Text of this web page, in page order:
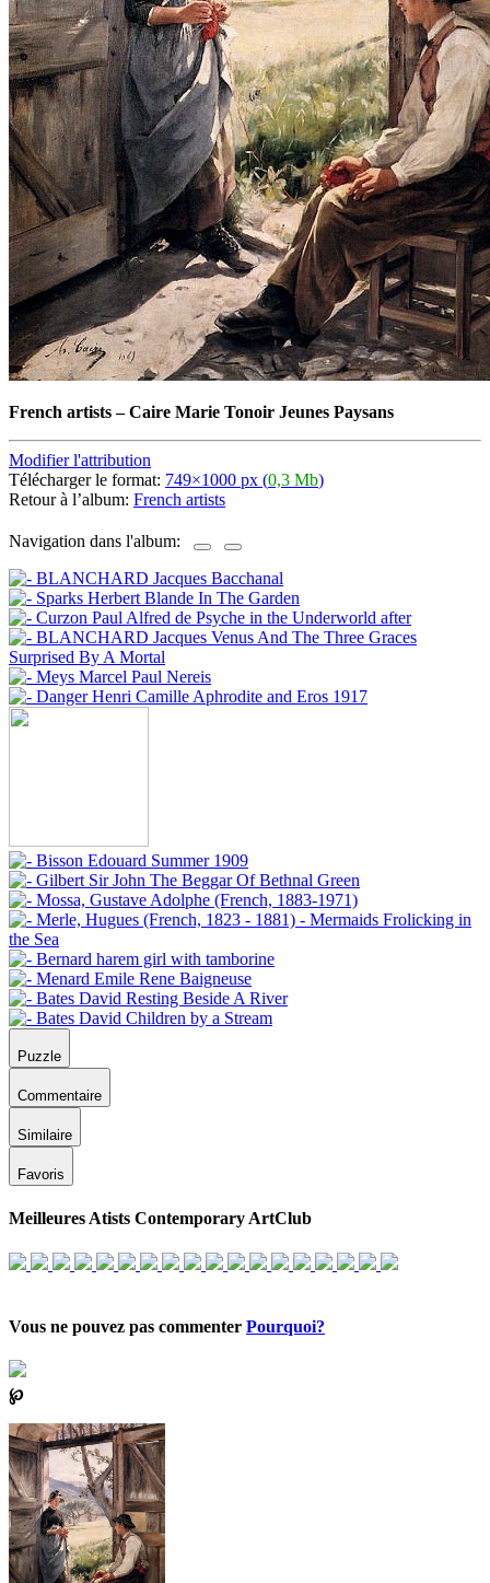
French artists–Caire Marie Tonoir Jeunes Paysans
Modifier l'attribution
Télécharger le format: 749×1000 px (0,3 Mb)
Retour à l’album: French artists
Navigation dans l'album:
Puzzle
Commentaire
Similaire
Favoris
Meilleures Atists Contemporary ArtClub
Vous ne pouvez pas commenter Pourquoi?
℘